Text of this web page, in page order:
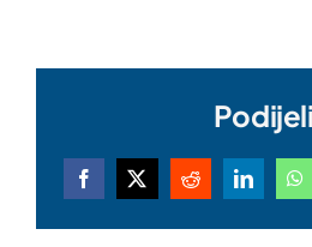
Facebook
X RedditLinkedIn